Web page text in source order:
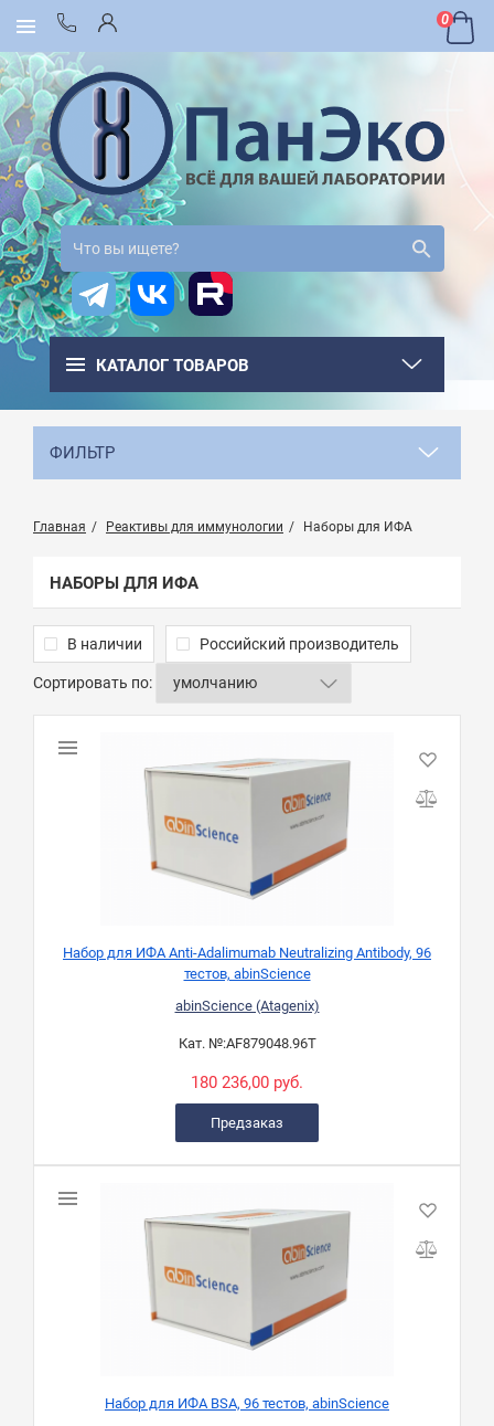
0
КАТАЛОГ ТОВАРОВ
ФИЛЬТР
Главная Реактивы для иммунологии Наборы для ИФА
НАБОРЫ ДЛЯ ИФА
В наличии Российский производитель
Сортировать по:
Набор для ИФА Anti-Adalimumab Neutralizing Antibody, 96
тестов, abinScience
abinScience (Atagenix)
Кат. №:AF879048.96T
180 236,00 руб.
Предзаказ
Набор для ИФА BSA, 96 тестов, abinScience